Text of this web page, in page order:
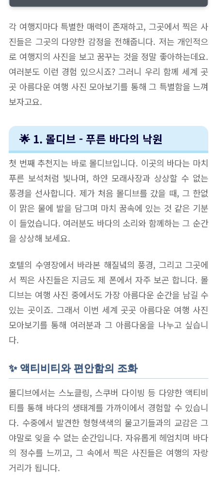
각 여행지마다 특별한 매력이 존재하고, 그곳에서 찍은 사
진들은 그곳의 다양한 감정을 전해줍니다. 저는 개인적으
로 여행지의 사진을 보고 꿈꾸는 것을 정말 좋아하는데요.
여러분도 이런 경험 있으시죠? 그러니 우리 함께 세계 곳
곳 아름다운 여행 사진 모아보기를 통해 그 특별함을 느껴
보자고요.
🌟 1. 몰디브 - 푸른 바다의 낙원
첫 번째 추천지는 바로 몰디브입니다. 이곳의 바다는 마치
푸른 보석처럼 빛나며, 하얀 모래사장과 상상할 수 없는
풍경을 선사합니다. 제가 처음 몰디브를 갔을 때, 그 한없
이 맑은 물에 발을 담그며 마치 꿈속에 있는 것 같은 기분
이 들었습니다. 여러분도 바다의 소리와 함께하는 그 순간
을 상상해 보세요.
호텔의 수영장에서 바라본 해질녘의 풍경, 그리고 그곳에
서 찍은 사진들은 지금도 제 폰에서 자주 보곤 합니다. 몰
디브는 여행 사진 중에서도 가장 아름다운 순간을 남길 수
있는 곳이죠. 그래서 이번 세계 곳곳 아름다운 여행 사진
모아보기를 통해 여러분과 그 아름다움을 나누고 싶습니
다.
✨ 액티비티와 편안함의 조화
몰디브에서는 스노클링, 스쿠버 다이빙 등 다양한 액티비
티를 통해 바다의 생태계를 가까이에서 경험할 수 있습니
다. 수중에서 발견한 형형색색의 물고기들과의 교감은 그
야말로 잊을 수 없는 순간입니다. 자유롭게 헤엄치며 바다
의 정수를 느끼고, 그 속에서 찍은 사진들은 여행의 자랑
거리가 됩니다.